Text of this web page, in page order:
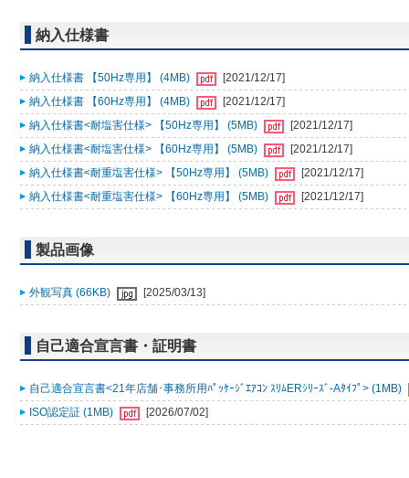
納入仕様書
納入仕様書 【50Hz専用】 (4MB)
[2021/12/17]
納入仕様書 【60Hz専用】 (4MB)
[2021/12/17]
納入仕様書<耐塩害仕様> 【50Hz専用】 (5MB)
[2021/12/17]
納入仕様書<耐塩害仕様> 【60Hz専用】 (5MB)
[2021/12/17]
納入仕様書<耐重塩害仕様> 【50Hz専用】 (5MB)
[2021/12/17]
納入仕様書<耐重塩害仕様> 【60Hz専用】 (5MB)
[2021/12/17]
製品画像
外観写真 (66KB) [2025/03/13]
自己適合宣言書・証明書
自己適合宣言書<21年店舗･事務所用ﾊﾟｯｹｰｼﾞｴｱｺﾝ ｽﾘﾑERｼﾘｰｽﾞ-Aﾀｲﾌﾟ> (1MB)
ISO認定証 (1MB)
[2026/07/02]